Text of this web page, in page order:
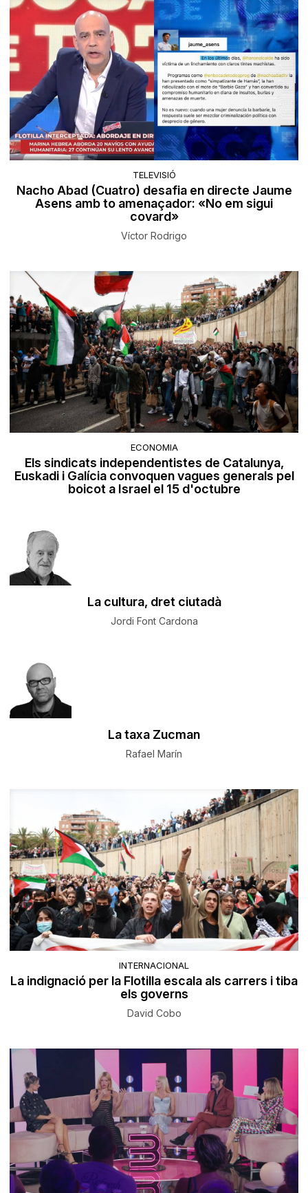
TELEVISIÓ
Nacho Abad (Cuatro) desafia en directe Jaume
Asens amb to amenaçador: «No em sigui
covard»
Víctor Rodrigo
ECONOMIA
Els sindicats independentistes de Catalunya,
Euskadi i Galícia convoquen vagues generals pel
boicot a Israel el 15 d'octubre
La cultura, dret ciutadà
Jordi Font Cardona
La taxa Zucman
Rafael Marín
INTERNACIONAL
La indignació per la Flotilla escala als carrers i tiba
els governs
David Cobo